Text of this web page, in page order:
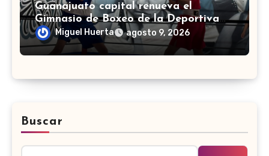
Guanajuato capital renueva el
Gimnasio de Boxeo de la Deportiva
Torres Landa
Miguel Huerta agosto 9, 2026
Buscar